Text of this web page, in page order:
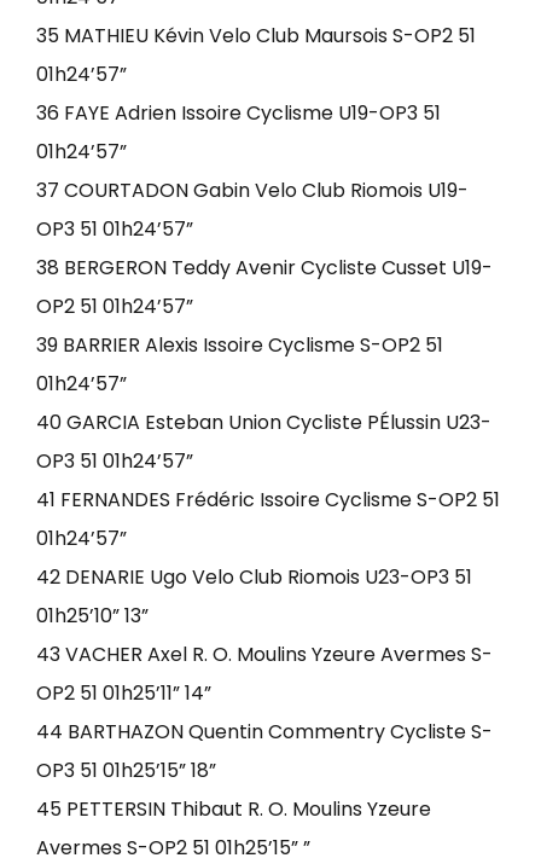
35 MATHIEU Kévin Velo Club Maursois S-OP2 51
01h24’57”
36 FAYE Adrien Issoire Cyclisme U19-OP3 51
01h24’57”
37 COURTADON Gabin Velo Club Riomois U19-
OP3 51 01h24’57”
38 BERGERON Teddy Avenir Cycliste Cusset U19-
OP2 51 01h24’57”
39 BARRIER Alexis Issoire Cyclisme S-OP2 51
01h24’57”
40 GARCIA Esteban Union Cycliste PÉlussin U23-
OP3 51 01h24’57”
41 FERNANDES Frédéric Issoire Cyclisme S-OP2 51
01h24’57”
42 DENARIE Ugo Velo Club Riomois U23-OP3 51
01h25’10” 13”
43 VACHER Axel R. O. Moulins Yzeure Avermes S-
OP2 51 01h25’11” 14”
44 BARTHAZON Quentin Commentry Cycliste S-
OP3 51 01h25’15” 18”
45 PETTERSIN Thibaut R. O. Moulins Yzeure
Avermes S-OP2 51 01h25’15” ”